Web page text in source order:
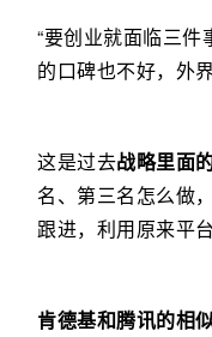
“要创业就面临三件
的口碑也不好，外
这是过去战略里面
名、第三名怎么做
跟进，利用原来平
肯德基和腾讯的相